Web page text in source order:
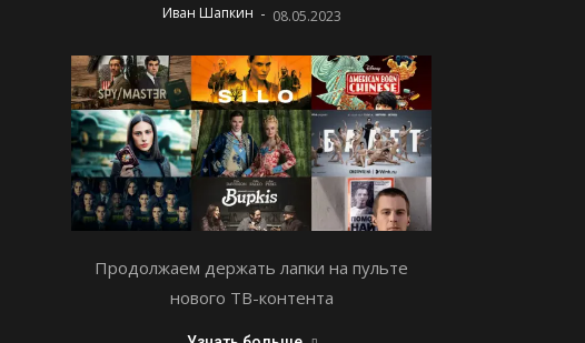
Иван Шапкин - 08.05.2023
Продолжаем держать лапки на пульте
нового ТВ-контента